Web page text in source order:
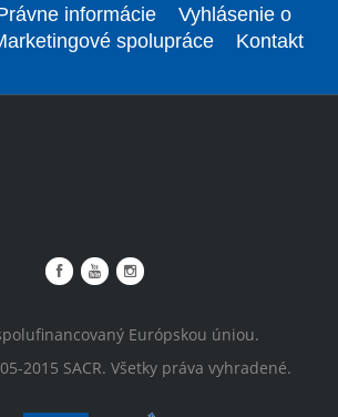
informácie
Vyhlásenie o
spolupráce Kontakt
Európskou úniou.
2015 SACR. Všetky práva vyhradené.